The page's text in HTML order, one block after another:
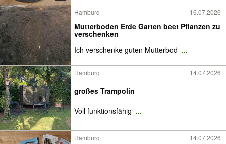
Hamburg 16.07.2026
Mutterboden Erde Garten beet Pflanzen zu
verschenken
Ich verschenke guten Mutterbod ...
Hamburg 14.07.2026
großes Trampolin
Voll funktionsfähig ...
Hamburg 14.07.2026